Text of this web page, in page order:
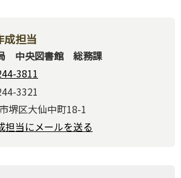
成担当
中央図書館 総務課
3811
3321
堺区大仙中町18-1
担当にメールを送る